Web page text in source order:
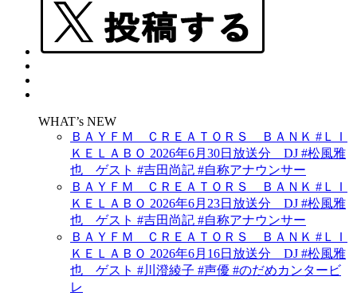
WHAT’s NEW
ＢＡＹＦＭ ＣＲＥＡＴＯＲＳ ＢＡＮＫ #ＬＩ
ＫＥＬＡＢＯ 2026年6月30日放送分 DJ #松風雅
也 ゲスト #吉田尚記 #自称アナウンサー
ＢＡＹＦＭ ＣＲＥＡＴＯＲＳ ＢＡＮＫ #ＬＩ
ＫＥＬＡＢＯ 2026年6月23日放送分 DJ #松風雅
也 ゲスト #吉田尚記 #自称アナウンサー
ＢＡＹＦＭ ＣＲＥＡＴＯＲＳ ＢＡＮＫ #ＬＩ
ＫＥＬＡＢＯ 2026年6月16日放送分 DJ #松風雅
也 ゲスト #川澄綾子 #声優 #のだめカンタービ
レ